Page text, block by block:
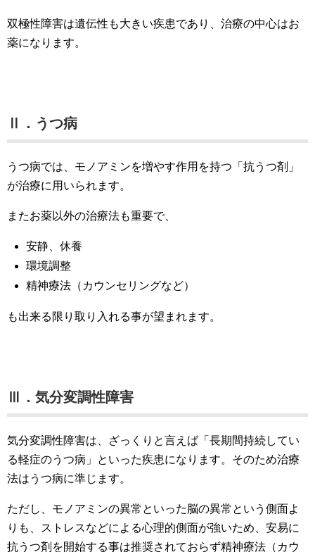
双極性障害は遺伝性も大きい疾患であり、治療の中心はお
薬になります。
Ⅱ．うつ病
うつ病では、モノアミンを増やす作用を持つ「抗うつ剤」
が治療に用いられます。
またお薬以外の治療法も重要で、
安静、休養
環境調整
精神療法（カウンセリングなど）
も出来る限り取り入れる事が望まれます。
Ⅲ．気分変調性障害
気分変調性障害は、ざっくりと言えば「長期間持続してい
る軽症のうつ病」といった疾患になります。そのため治療
法はうつ病に準じます。
ただし、モノアミンの異常といった脳の異常という側面よ
りも、ストレスなどによる心理的側面が強いため、安易に
抗うつ剤を開始する事は推奨されておらず精神療法（カウ